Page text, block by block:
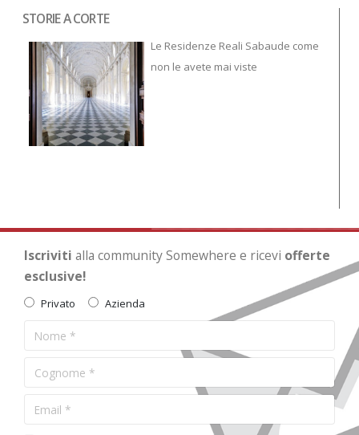
STORIE A CORTE
Le Residenze Reali Sabaude come
non le avete mai viste
Iscriviti alla community Somewhere e ricevi offerte
esclusive!
Privato Azienda